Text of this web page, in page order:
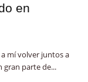
en
a mí volver juntos a
gran parte de...